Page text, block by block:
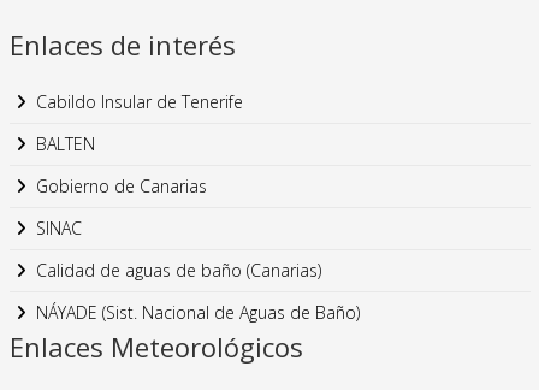
Enlaces de interés
Cabildo Insular de Tenerife
BALTEN
Gobierno de Canarias
SINAC
Calidad de aguas de baño (Canarias)
NÁYADE (Sist. Nacional de Aguas de Baño)
Enlaces Meteorológicos